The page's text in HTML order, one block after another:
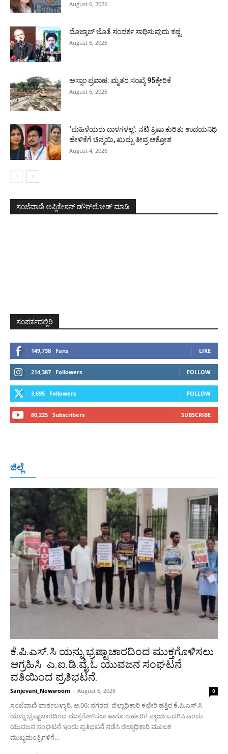
August 6, 2026
ಮೊಜ್ತಾಬ್ ಜೊತೆ ಸಂಪರ್ಕ ಸಾಧಿಸುವುದು ಕಷ್ಟ
August 6, 2026
ಅಸ್ಸಾಂ ಪ್ರವಾಹ: ಮೃತರ ಸಂಖ್ಯೆ 95ಕ್ಕೇರಿಕೆ
August 6, 2026
‘ಮಹಿಳೆಯರು ದಾಳಗಳಲ್ಲ’: ನಟಿ ತ್ರಿಷಾ ಕುರಿತು ಉದಯನಿಧಿ
ಹೇಳಿಕೆಗೆ ಚಿನ್ಮಯಿ, ಖುಷ್ಬು ತೀವ್ರ ಆಕ್ರೋಶ
August 4, 2026
ಸಂಜೆವಾಣಿ ಅಪ್ಲಿಕೇಶನ್ ಡೌನ್‌ಲೋಡ್ ಮಾಡಿ
ಸಂಪರ್ಕದಲ್ಲಿರಿ
149,738 Fans LIKE
214,387 Followers FOLLOW
3,695 Followers FOLLOW
80,225 Subscribers SUBSCRIBE
ಜಿಲ್ಲೆ
More
ಕೆ.ಪಿ.ಎಸ್.ಸಿ ಯನ್ನು ಭ್ರಷ್ಟಾಚಾರದಿಂದ ಮುಕ್ತಗೊಳಿಸಲು
ಆಗ್ರಹಿಸಿ ಎ.ಐ.ಡಿ.ವೈ.ಓ ಯುವಜನ ಸಂಘಟನೆ
ವತಿಯಿಂದ ಪ್ರತಿಭಟನೆ.
Sanjevani_Newsroom - August 6, 2026 0
ಸಂಜೆವಾಣಿ ವಾರ್ತಬಳ್ಳಾರಿ, ಆ.06: ನಗರದ ಜಿಲ್ಲಾಧಿಕಾರಿ ಕಛೇರಿ ಹತ್ತಿರ ಕೆ.ಪಿ.ಎಸ್.ಸಿ
ಯನ್ನು ಭ್ರಷ್ಟಾಚಾರದಿಂದ ಮುಕ್ತಗೊಳಿಸಲು ಹಾಗೂ ಅರ್ಹರಿಗೆ ನ್ಯಾಯ ಒದಗಿಸಿ ಎಂದು
ಯುವಜನ ಸಂಘಟನೆ ಇಂದು ಪ್ರತಿಭಟನೆ ನಡೆಸಿ ಜಿಲ್ಲಾಧಿಕಾರಿ ಮೂಲಕ
ಮುಖ್ಯಮಂತ್ರಿಗಳಿಗೆ...